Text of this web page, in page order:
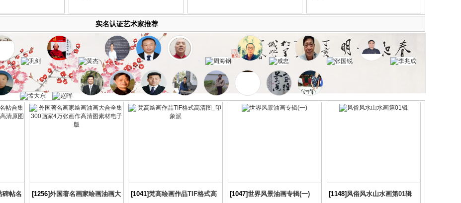
实名认证艺术家推荐
碑帖名 [1256]外国著名画家绘画油画大 [1041]梵高绘画作品TIF格式高 [1047]世界风景油画专辑(一) [1148] 风俗风水山水画第01辑